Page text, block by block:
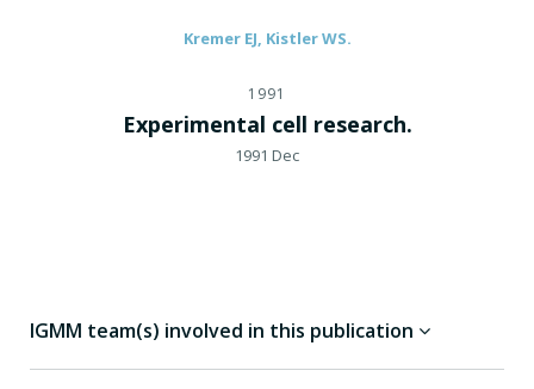
Kremer EJ, Kistler WS.
1991
Experimental cell research.
1991 Dec
IGMM team(s) involved in this publication